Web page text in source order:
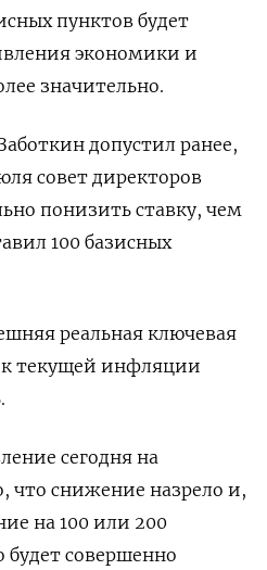
пунктов будет
экономики и
значительно.
допустил ранее,
совет директоров
понизить ставку, чем
100 базисных
реальная ключевая
текущей инфляции
сегодня на
что снижение назрело и,
на 100 или 200
будет совершенно